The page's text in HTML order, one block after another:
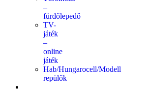
–
fürdőlepedő
TV-
játék
–
online
játék
Hab/Hungarocell/Modell
repülők